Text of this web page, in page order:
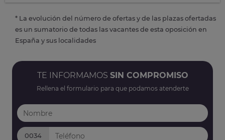
* La evolución del número de ofertas y de las plazas ofertadas
es un sumatorio de todas las vacantes de esta oposición en
España y sus localidades
TE INFORMAMOS SIN COMPROMISO
Rellena el formulario para que podamos atenderte
0034